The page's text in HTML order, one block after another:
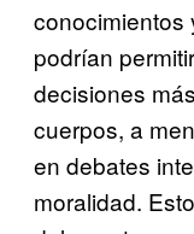
conocimientos
podrían
decisiones
cuerpos, a
en debates
moralidad.